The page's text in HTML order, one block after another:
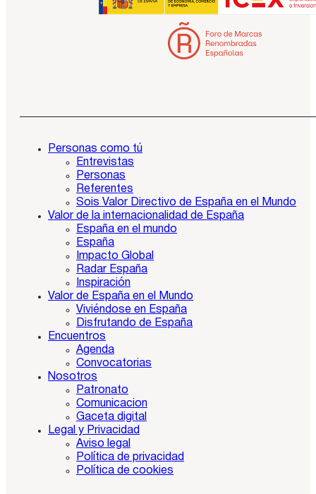
Personas como tú
Entrevistas
Personas
Referentes
Sois Valor Directivo de España en el Mundo
Valor de la internacionalidad de España
España en el mundo
España
Impacto Global
Radar España
Inspiración
Valor de España en el Mundo
Viviéndose en España
Disfrutando de España
Encuentros
Agenda
Convocatorias
Nosotros
Patronato
Comunicacion
Gaceta digital
Legal y Privacidad
Aviso legal
Política de privacidad
Política de cookies